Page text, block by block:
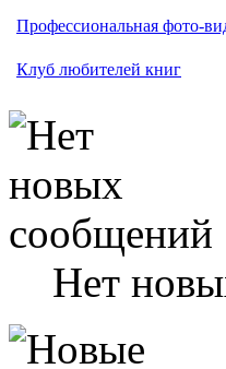
Профессиональная фото-
Клуб любителей книг
Нет